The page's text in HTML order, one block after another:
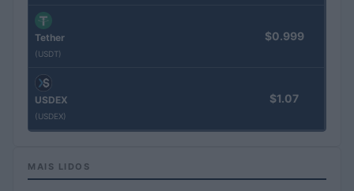
Tether
(USDT)
$0.999
USDEX
(USDEX)
$1.07
MAIS LIDOS